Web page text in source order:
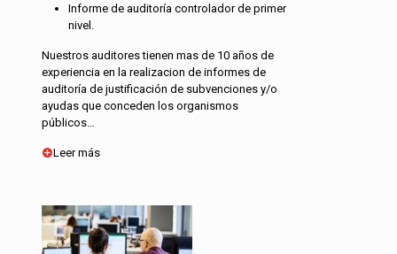
Informe de auditoría controlador de primer
nivel.
Nuestros auditores tienen mas de 10 años de
experiencia en la realizacion de informes de
auditoría de justificación de subvenciones y/o
ayudas que conceden los organismos
públicos…
Leer más